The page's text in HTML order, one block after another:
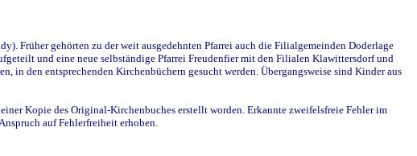
Früher gehörten zu der weit ausgedehnten Pfarrei auch die Filialgemeinden Doderlage
und eine neue selbständige Pfarrei Freudenfier mit den Filialen Klawittersdorf und
den entsprechenden Kirchenbüchern gesucht werden. Übergangsweise sind Kinder aus
Kopie des Original-Kirchenbuches erstellt worden. Erkannte zweifelsfreie Fehler im
auf Fehlerfreiheit erhoben.